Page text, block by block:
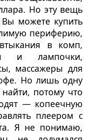
Но эту вещь
можете купить
периферию,
в комп,
и лампочки,
массажеры для
Но лишь одну
потому что
— копеечную
плеером с
Я не понимаю,